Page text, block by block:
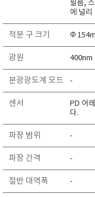
SaveCoat
Schaller
Sensortechnikk
SHINAGAWA
SHINYEI
Showa sokki
SIMCO
필름,
에 널리
적분 구 크기 Φ
광원 400nm
분광광도계 모드 -
센서
PD 어
다.
파장 범위 -
파장 간격 -
절반 대역폭 -